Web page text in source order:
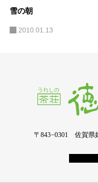
雪の朝
2010.01.13
〒843−0301 佐賀県